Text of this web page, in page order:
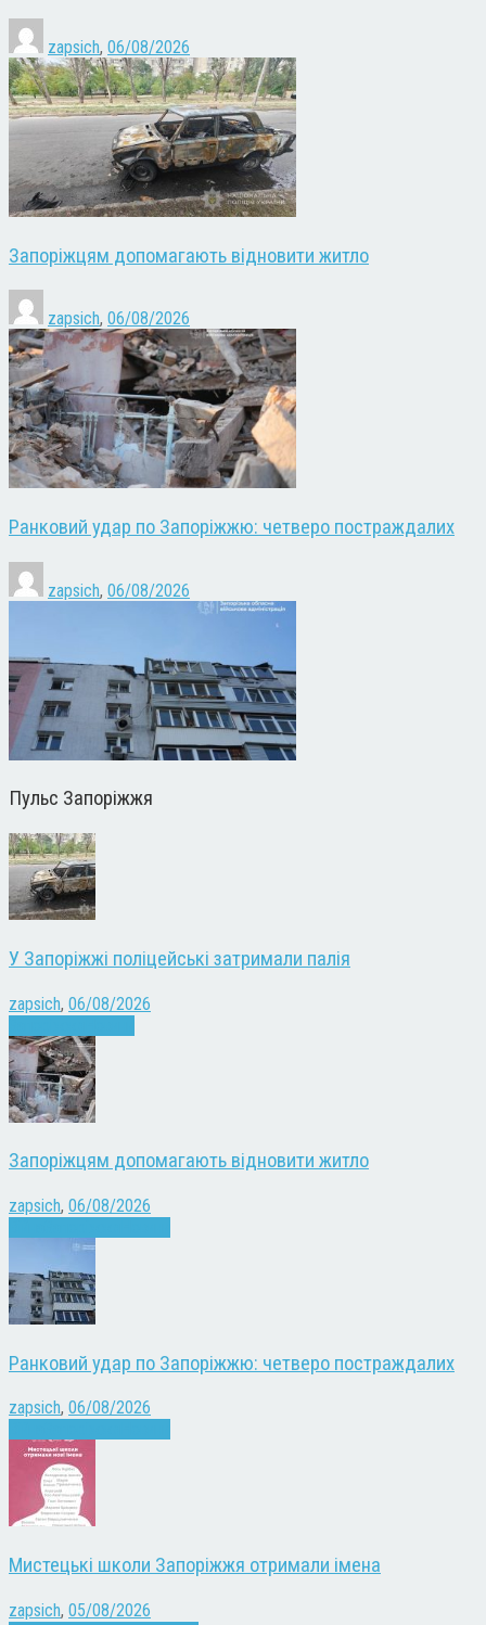
zapsich, 06/08/2026
Запоріжцям допомагають відновити житло
zapsich, 06/08/2026
Ранковий удар по Запоріжжю: четверо постраждалих
zapsich, 06/08/2026
Пульс Запоріжжя
У Запоріжжі поліцейські затримали палія
zapsich, 06/08/2026
Запоріжцям допомагають відновити житло
zapsich, 06/08/2026
Ранковий удар по Запоріжжю: четверо постраждалих
zapsich, 06/08/2026
Мистецькі школи Запоріжжя отримали імена
zapsich, 05/08/2026